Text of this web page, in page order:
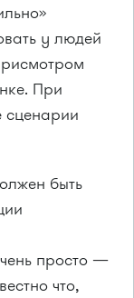
у людей
При
сценарии
быть
просто —
что,